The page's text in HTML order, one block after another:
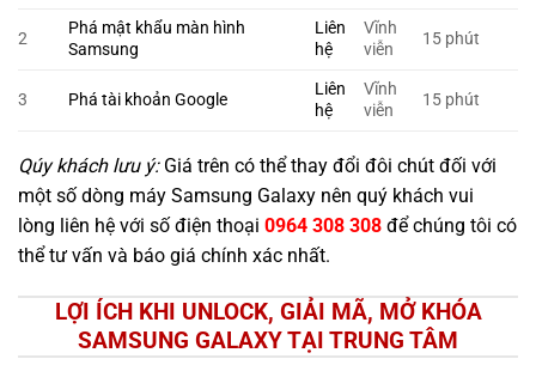
2
Phá mật khẩu màn hình
Samsung
Liên
hệ
Vĩnh
viễn
15 phút
3 Phá tài khoản Google
Liên
hệ
Vĩnh
viễn
15 phút
Qúy khách lưu ý:Giá trên có thể thay đổi đôi chút đối với
một số dòng máy Samsung Galaxy nên quý khách vui
lòng liên hệ với số điện thoại 0964 308 308 để chúng tôi có
thể tư vấn và báo giá chính xác nhất.
LỢI ÍCH KHI UNLOCK, GIẢI MÃ, MỞ KHÓA
SAMSUNG GALAXY TẠI TRUNG TÂM